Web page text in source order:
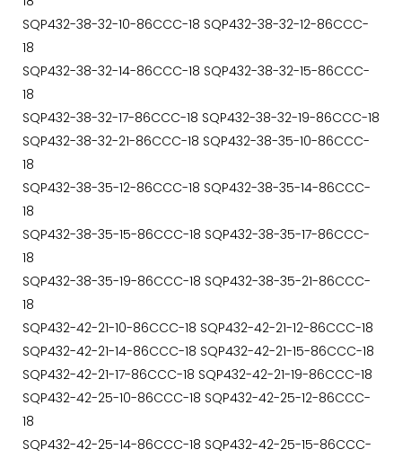
SQP432-38-32-10-86CCC-18 SQP432-38-32-12-86CCC-
18
SQP432-38-32-14-86CCC-18 SQP432-38-32-15-86CCC-
18
SQP432-38-32-17-86CCC-18 SQP432-38-32-19-86CCC-18
SQP432-38-32-21-86CCC-18 SQP432-38-35-10-86CCC-
18
SQP432-38-35-12-86CCC-18 SQP432-38-35-14-86CCC-
18
SQP432-38-35-15-86CCC-18 SQP432-38-35-17-86CCC-
18
SQP432-38-35-19-86CCC-18 SQP432-38-35-21-86CCC-
18
SQP432-42-21-10-86CCC-18 SQP432-42-21-12-86CCC-18
SQP432-42-21-14-86CCC-18 SQP432-42-21-15-86CCC-18
SQP432-42-21-17-86CCC-18 SQP432-42-21-19-86CCC-18
SQP432-42-25-10-86CCC-18 SQP432-42-25-12-86CCC-
18
SQP432-42-25-14-86CCC-18 SQP432-42-25-15-86CCC-